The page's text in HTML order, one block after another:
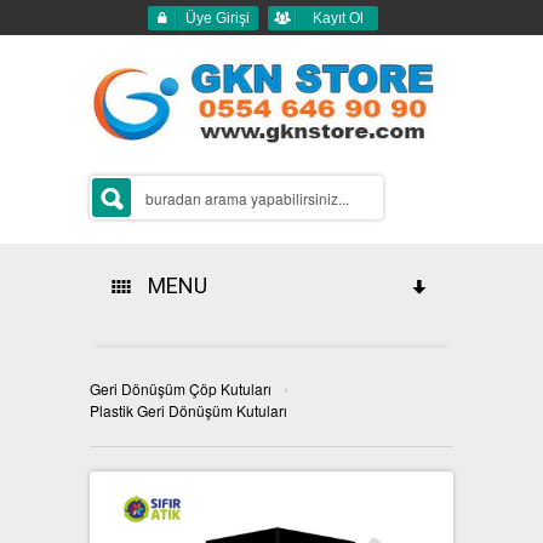
Üye Girişi Kayıt Ol
MENU
ÜRÜNLERİMİZ
GERİ DÖNÜŞÜM ÇÖP KUTULARI
2Lİ GERİ DÖNÜŞÜM KUTULARI
SIFIR ATIK KUTULARI
Geri Dönüşüm Çöp Kutuları
›
Plastik Geri Dönüşüm Kutuları